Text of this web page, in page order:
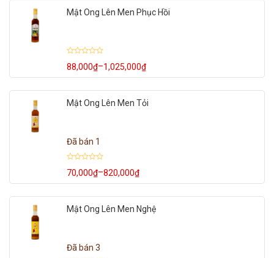
Mật Ong Lên Men Phục Hồi
xếp
hạng
5
sao
88,000₫–1,025,000₫
Khoảng
giá:
đến
Mật Ong Lên Men Tỏi
Đã bán 1
xếp
hạng
5
sao
70,000₫–820,000₫
Khoảng
giá:
đến
Mật Ong Lên Men Nghệ
Đã bán 3